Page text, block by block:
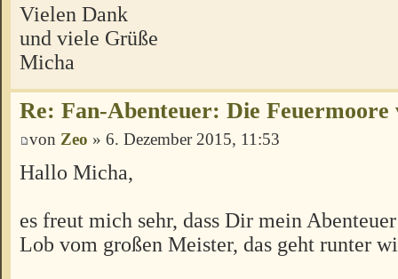
Vielen Dank
und viele Grüße
Micha
Re: Fan-Abenteuer: Die Feuermoore
von Zeo » 6. Dezember 2015, 11:53
Hallo Micha,
es freut mich sehr, dass Dir mein
Lob vom großen Meister, das geht runter